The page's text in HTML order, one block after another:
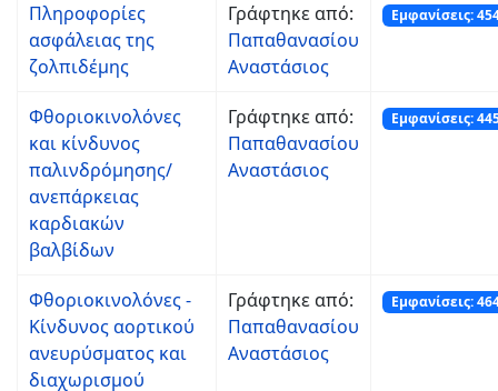
Πληροφορίες
ασφάλειας της
ζολπιδέμης
Γράφτηκε από:
Παπαθανασίου
Αναστάσιος
Εμφανίσεις:
Φθοριοκινολόνες
και κίνδυνος
παλινδρόμησης/
ανεπάρκειας
καρδιακών
βαλβίδων
Γράφτηκε από:
Παπαθανασίου
Αναστάσιος
Εμφανίσεις:
Φθοριοκινολόνες -
Κίνδυνος αορτικού
ανευρύσματος και
διαχωρισμού
Γράφτηκε από:
Παπαθανασίου
Αναστάσιος
Εμφανίσεις: